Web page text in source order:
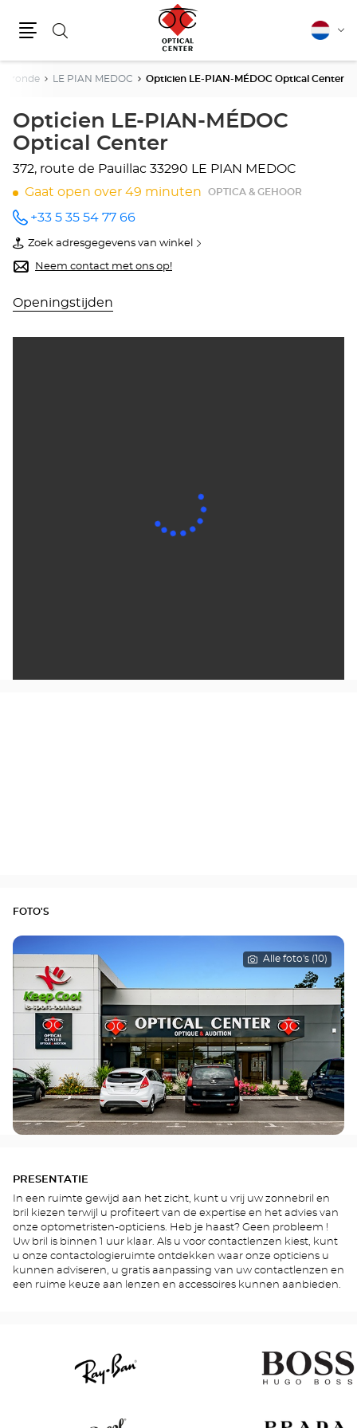
Zoeken
Gironde LE PIAN MEDOC Opticien LE-PIAN-MÉDOC Optical Center
Opticien LE-PIAN-MÉDOC
Optical Center
372, route de Pauillac 33290 LE PIAN MEDOC
Gaat open over 49 minuten
OPTICA & GEHOOR
telefoonnummer
+33 5 35 54 77 66
Zoek adresgegevens van winkel
van
Opticien
LE-
MÉDOC
Optical
Neem contact met ons op!
Openingstijden
FOTO'S
Alle foto's (10)
PRESENTATIE
In een ruimte gewijd aan het zicht, kunt u vrij uw zonnebril en
bril kiezen terwijl u profiteert van de expertise en het advies van
onze optometristen-opticiens. Heb je haast? Geen probleem !
Uw bril is binnen 1 uur klaar. Als u voor contactlenzen kiest, kunt
u onze contactologieruimte ontdekken waar onze opticiens u
kunnen adviseren, u gratis aanpassing van uw contactlenzen en
een ruime keuze aan lenzen en accessoires kunnen aanbieden.